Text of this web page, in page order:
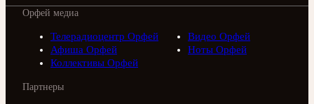
Орфей медиа
Телерадиоцентр Орфей
Видео Орфей
Афиша Орфей
Ноты Орфей
Коллективы Орфей
Партнеры